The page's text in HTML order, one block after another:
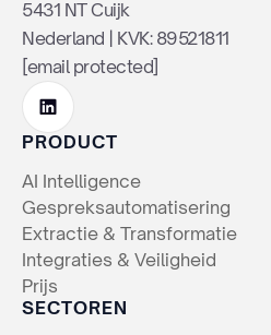
5431 NT Cuijk
Nederland | KVK: 89521811
[email protected]
PRODUCT
AI Intelligence
Gespreksautomatisering
Extractie & Transformatie
Integraties & Veiligheid
Prijs
SECTOREN